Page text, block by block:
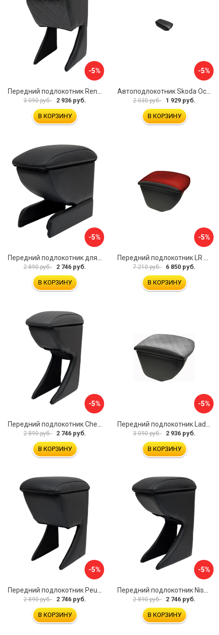
-5%
3 090 руб. 2 936 руб.
В КОРЗИНУ
-5%
2 030 руб. 1 929 руб.
В КОРЗИНУ
-5%
2 890 руб. 2 746 руб.
В КОРЗИНУ
-5%
7 210 руб. 6 850 руб.
В КОРЗИНУ
-5%
2 890 руб. 2 746 руб.
В КОРЗИНУ
-5%
3 090 руб. 2 936 руб.
В КОРЗИНУ
-5%
Передний подлокотник Peugeot 107 2006-2011 AVTOLIDER1 PP-Peugeot-107-01
2 890 руб. 2 746 руб.
В КОРЗИНУ
-5%
Передний подлокотник Nissan Almera 2013- AVTOLIDER1 PP-Nissan-Almera-13-01
2 890 руб. 2 746 руб.
В КОРЗИНУ